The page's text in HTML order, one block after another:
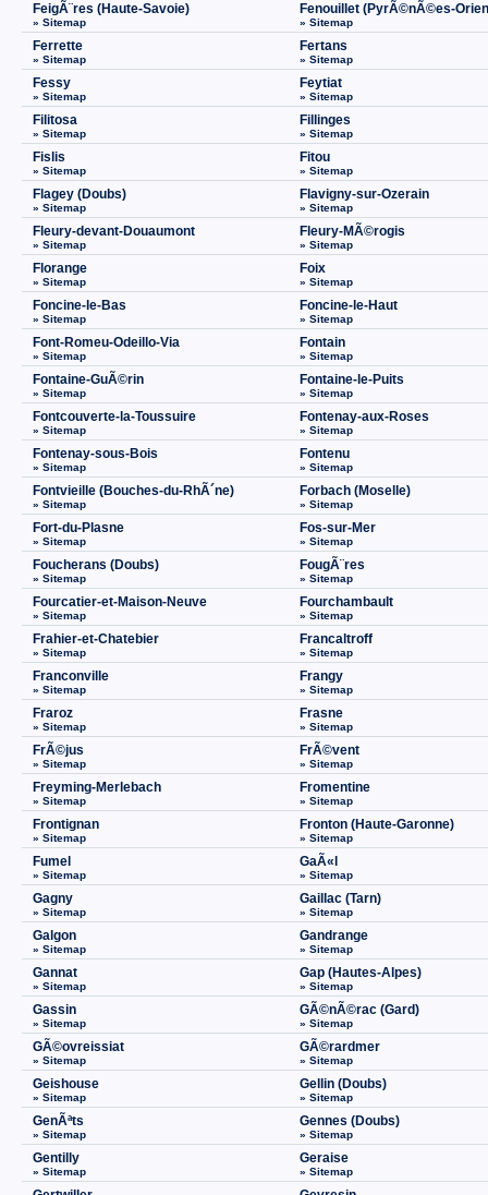
FeigÃ¨res (Haute-Savoie)
» Sitemap
Fenouillet (PyrÃ©nÃ©es-
» Sitemap
Ferrette
» Sitemap
Fertans
» Sitemap
Fessy
» Sitemap
Feytiat
» Sitemap
Filitosa
» Sitemap
Fillinges
» Sitemap
Fislis
» Sitemap
Fitou
» Sitemap
Flagey (Doubs)
» Sitemap
Flavigny-sur-Ozerain
» Sitemap
Fleury-devant-Douaumont
» Sitemap
Fleury-MÃ©rogis
» Sitemap
Florange
» Sitemap
Foix
» Sitemap
Foncine-le-Bas
» Sitemap
Foncine-le-Haut
» Sitemap
Font-Romeu-Odeillo-Via
» Sitemap
Fontain
» Sitemap
Fontaine-GuÃ©rin
» Sitemap
Fontaine-le-Puits
» Sitemap
Fontcouverte-la-Toussuire
» Sitemap
Fontenay-aux-Roses
» Sitemap
Fontenay-sous-Bois
» Sitemap
Fontenu
» Sitemap
Fontvieille (Bouches-du-RhÃ´ne)
» Sitemap
Forbach (Moselle)
» Sitemap
Fort-du-Plasne
» Sitemap
Fos-sur-Mer
» Sitemap
Foucherans (Doubs)
» Sitemap
FougÃ¨res
» Sitemap
Fourcatier-et-Maison-Neuve
» Sitemap
Fourchambault
» Sitemap
Frahier-et-Chatebier
» Sitemap
Francaltroff
» Sitemap
Franconville
» Sitemap
Frangy
» Sitemap
Fraroz
» Sitemap
Frasne
» Sitemap
FrÃ©jus
» Sitemap
FrÃ©vent
» Sitemap
Freyming-Merlebach
» Sitemap
Fromentine
» Sitemap
Frontignan
» Sitemap
Fronton (Haute-Garonne)
» Sitemap
Fumel
» Sitemap
GaÃ«l
» Sitemap
Gagny
» Sitemap
Gaillac (Tarn)
» Sitemap
Galgon
» Sitemap
Gandrange
» Sitemap
Gannat
» Sitemap
Gap (Hautes-Alpes)
» Sitemap
Gassin
» Sitemap
GÃ©nÃ©rac (Gard)
» Sitemap
GÃ©ovreissiat
» Sitemap
GÃ©rardmer
» Sitemap
Geishouse
» Sitemap
Gellin (Doubs)
» Sitemap
GenÃªts
» Sitemap
Gennes (Doubs)
» Sitemap
Gentilly
» Sitemap
Geraise
» Sitemap